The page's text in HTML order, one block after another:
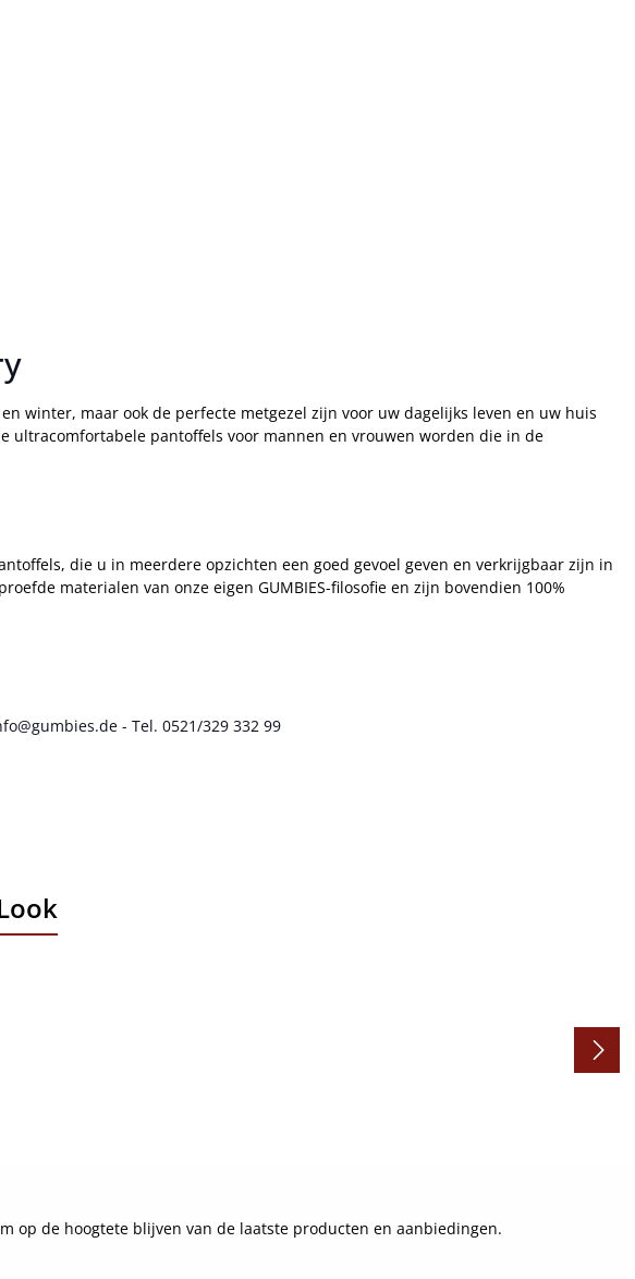
winter, maar ook de perfecte metgezel zijn voor uw dagelijks leven en uw huis
ultracomfortabele pantoffels voor mannen en vrouwen worden die in de
die u in meerdere opzichten een goed gevoel geven en verkrijgbaar zijn in
materialen van onze eigen GUMBIES-filosofie en zijn bovendien 100%
- Tel. 0521/329 332 99
op de hoogtete blijven van de laatste producten en aanbiedingen.